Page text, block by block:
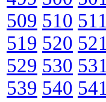
509 510 511
519 520 521
529 530 531
539 540 541